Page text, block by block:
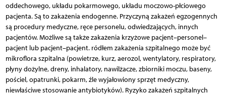
oddechowego, układu pokarmowego, układu moczowo-płciowego
pacjenta. Są to zakażenia endogenne. Przyczyną zakażeń egzogennych
są procedury medyczne, ręce personelu, odwiedzających, innych
pacjentów. Możliwe są także zakażenia krzyżowe pacjent–personel–
pacjent lub pacjent–pacjent. ródłem zakażenia szpitalnego może być
mikroflora szpitalna (powietrze, kurz, aerozol, wentylatory, respiratory,
płyny dożylne, dreny, inhalatory, nawilżacze, zbiorniki moczu, baseny,
pościel, opatrunki, pokarm, źle wyjałowiony sprzęt medyczny,
niewłaściwe stosowanie antybiotyków). Ryzyko zakażeń szpitalnych